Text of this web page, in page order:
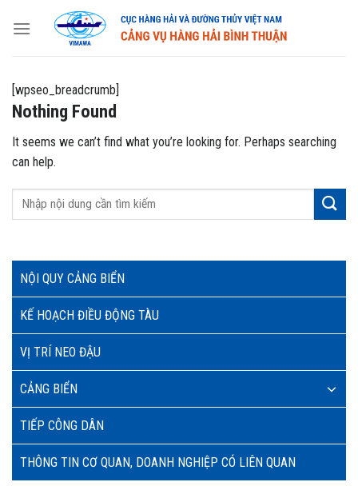
NỘI QUY CẢNG BIỂN
KẾ HOẠCH ĐIỀU ĐỘNG TÀU
VỊ TRÍ NEO ĐẬU
CẢNG BIỂN
TIẾP CÔNG DÂN
THÔNG TIN CƠ QUAN, DOANH NGHIỆP CÓ LIÊN QUAN
[wpseo_breadcrumb]
Nothing Found
It seems we can’t find what you’re looking for. Perhaps searching
can help.